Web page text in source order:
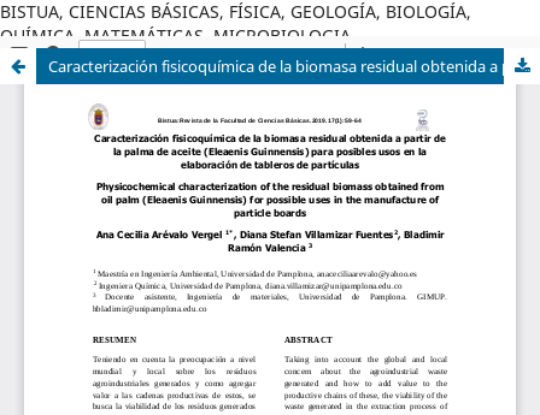
BISTUA, CIENCIAS BÁSICAS, FÍSICA, GEOLOGÍA, BIOLOGÍA,
QUÍMICA, MATEMÁTICAS, MICROBIOLOGIA
Caracterización fisicoquímica de la biomasa residual obtenida a partir de la palma de aceite (Eleaenis Guinnensis) para posibles usos en la elaboración de tableros de partículas